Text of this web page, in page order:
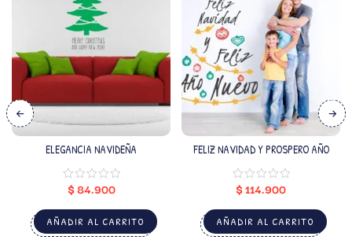
ELEGANCIA NAVIDEÑA
$84.900
AÑADIR AL CARRITO
FELIZ NAVIDAD Y PROSPERO AÑO
$114.900
AÑADIR AL CARRITO